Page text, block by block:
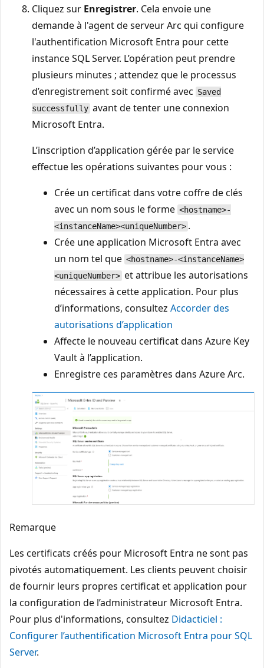
Cliquez sur Enregistrer. Cela envoie une
demande à l'agent de serveur Arc qui configure
l'authentification Microsoft Entra pour cette
instance SQL Server. L’opération peut prendre
plusieurs minutes ; attendez que le processus
d’enregistrement soit confirmé avec Saved
successfully avant de tenter une connexion
Microsoft Entra.
L’inscription d’application gérée par le service
effectue les opérations suivantes pour vous :
Crée un certificat dans votre coffre de clés
avec un nom sous le forme <hostname>-
<instanceName><uniqueNumber> .
Crée une application Microsoft Entra avec
un nom tel que <hostname>-<instanceName>
<uniqueNumber> et attribue les autorisations
nécessaires à cette application. Pour plus
d’informations, consultez Accorder des
autorisations d’application
Affecte le nouveau certificat dans Azure Key
Vault à l’application.
Enregistre ces paramètres dans Azure Arc.
Remarque
Les certificats créés pour Microsoft Entra ne sont pas
pivotés automatiquement. Les clients peuvent choisir
de fournir leurs propres certificat et application pour
la configuration de l’administrateur Microsoft Entra.
Pour plus d'informations, consultez Didacticiel :
Configurer l’authentification Microsoft Entra pour SQL
Server.